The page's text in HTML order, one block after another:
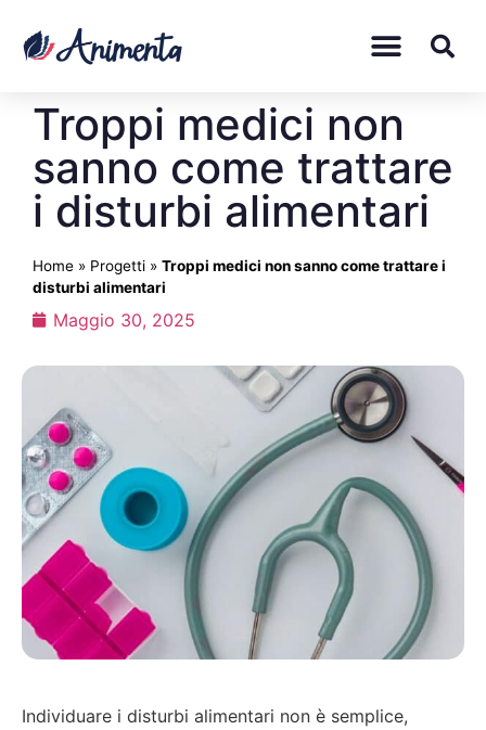
Troppi medici non
sanno come trattare
i disturbi alimentari
Home » Progetti » Troppi medici non sanno come trattare i
disturbi alimentari
Maggio 30, 2025
Individuare i disturbi alimentari non è semplice,